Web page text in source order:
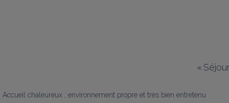
«
Accueil chaleureux ; environnement propre et très bien entretenu